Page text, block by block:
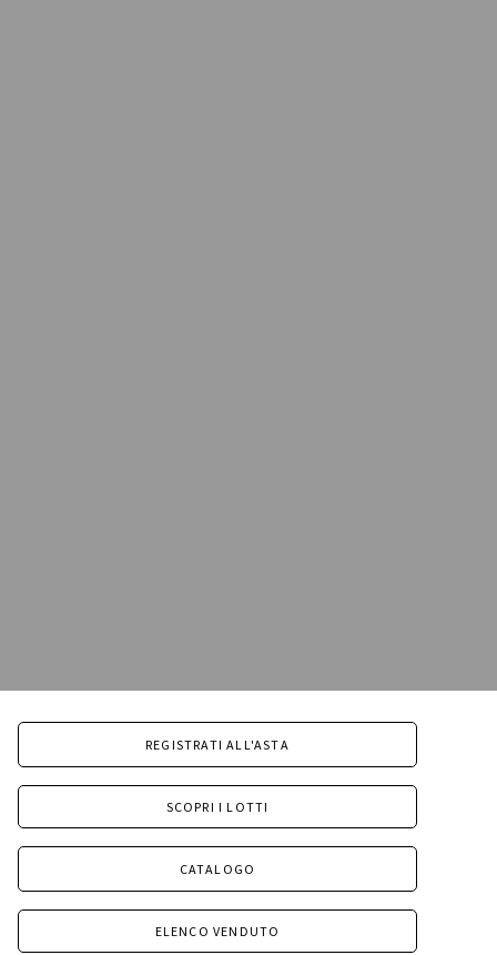
REGISTRATI ALL'ASTA
SCOPRI I LOTTI
CATALOGO
ELENCO VENDUTO